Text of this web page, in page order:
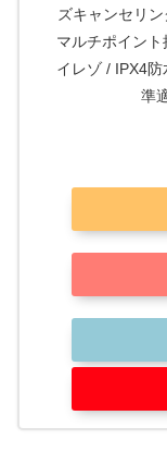
ズキャンセリ
マルチポイン
イレゾ / IPX4
準